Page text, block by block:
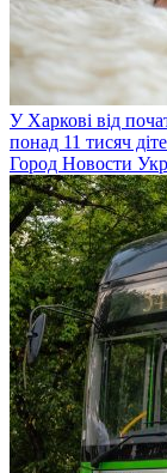
У Харкові від
понад 11 тисяч
Город Новости